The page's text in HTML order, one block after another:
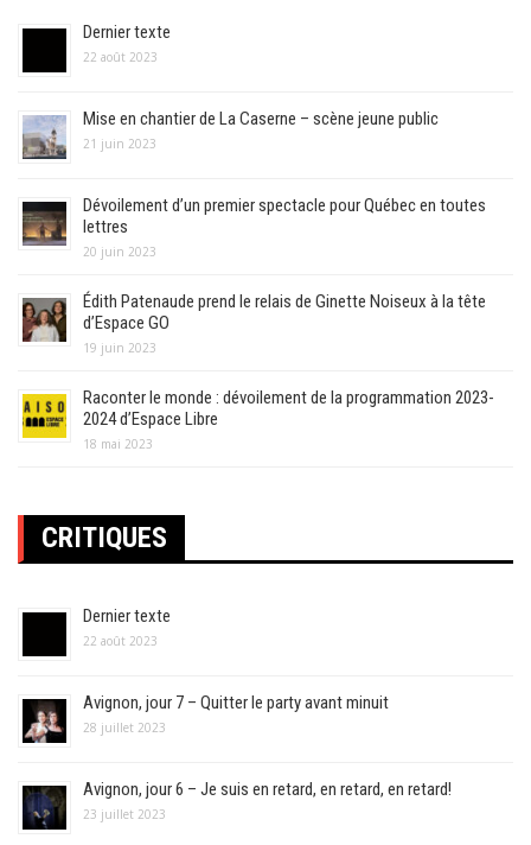
Dernier texte
22 août 2023
Mise en chantier de La Caserne – scène jeune public
21 juin 2023
Dévoilement d’un premier spectacle pour Québec en toutes
lettres
20 juin 2023
Édith Patenaude prend le relais de Ginette Noiseux à la tête
d’Espace GO
19 juin 2023
Raconter le monde : dévoilement de la programmation 2023-
2024 d’Espace Libre
18 mai 2023
CRITIQUES
Dernier texte
22 août 2023
Avignon, jour 7 – Quitter le party avant minuit
28 juillet 2023
Avignon, jour 6 – Je suis en retard, en retard, en retard!
23 juillet 2023